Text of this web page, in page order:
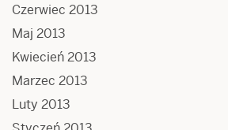
Czerwiec 2013
Maj 2013
Kwiecień 2013
Marzec 2013
Luty 2013